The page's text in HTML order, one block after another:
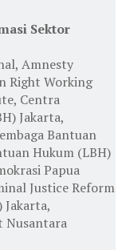
Sektor
Amnesty
Right Working
Centra
Jakarta,
Bantuan
Hukum (LBH)
Papua
Justice Reform
Jakarta,
Nusantara